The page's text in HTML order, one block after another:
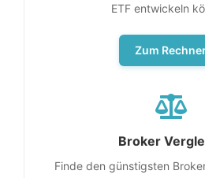
ETF entwickeln
Zum
Broker
Finde den günstigsten